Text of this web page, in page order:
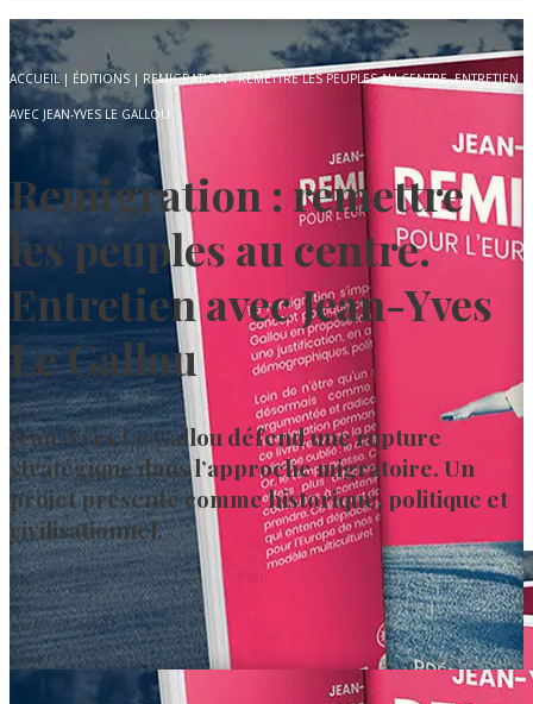
ACCUEIL | ÉDITIONS | REMIGRATION : REMETTRE LES PEUPLES AU CENTRE. ENTRETIEN
AVEC JEAN-YVES LE GALLOU
Remigration : remettre
les peuples au centre.
Entretien avec Jean-Yves
Le Gallou
Jean-Yves Le Gallou défend une rupture
stratégique dans l’approche migratoire. Un
projet présenté comme historique, politique et
civilisationnel.